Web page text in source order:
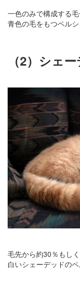
一色のみで構成する
青色の毛をもつペルシ
（2）シェ
毛先から約30％もし
白いシェーデッドのペ